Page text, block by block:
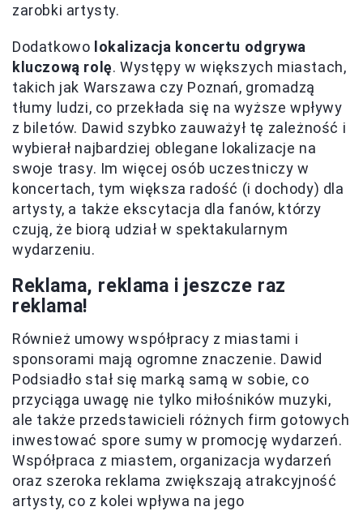
zarobki artysty.
Dodatkowo lokalizacja koncertu odgrywa
kluczową rolę. Występy w większych miastach,
takich jak Warszawa czy Poznań, gromadzą
tłumy ludzi, co przekłada się na wyższe wpływy
z biletów. Dawid szybko zauważył tę zależność i
wybierał najbardziej oblegane lokalizacje na
swoje trasy. Im więcej osób uczestniczy w
koncertach, tym większa radość (i dochody) dla
artysty, a także ekscytacja dla fanów, którzy
czują, że biorą udział w spektakularnym
wydarzeniu.
Reklama, reklama i jeszcze raz
reklama!
Również umowy współpracy z miastami i
sponsorami mają ogromne znaczenie. Dawid
Podsiadło stał się marką samą w sobie, co
przyciąga uwagę nie tylko miłośników muzyki,
ale także przedstawicieli różnych firm gotowych
inwestować spore sumy w promocję wydarzeń.
Współpraca z miastem, organizacja wydarzeń
oraz szeroka reklama zwiększają atrakcyjność
artysty, co z kolei wpływa na jego